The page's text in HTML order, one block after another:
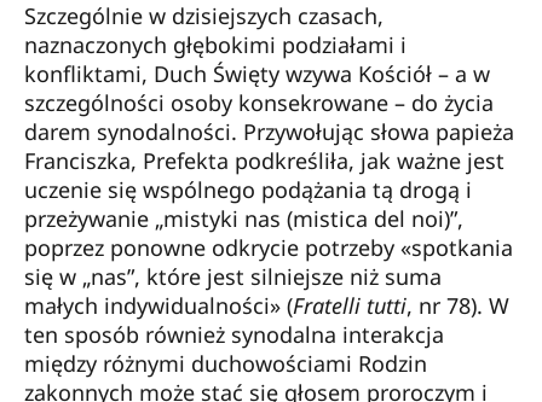
Szczególnie w dzisiejszych czasach,
naznaczonych głębokimi podziałami i
konfliktami, Duch Święty wzywa Kościół – a w
szczególności osoby konsekrowane – do życia
darem synodalności. Przywołując słowa papieża
Franciszka, Prefekta podkreśliła, jak ważne jest
uczenie się wspólnego podążania tą drogą i
przeżywanie „mistyki nas (mistica del noi)”,
poprzez ponowne odkrycie potrzeby «spotkania
się w „nas”, które jest silniejsze niż suma
małych indywidualności» (Fratelli tutti, nr 78). W
ten sposób również synodalna interakcja
między różnymi duchowościami Rodzin
zakonnych może stać się głosem proroczym i